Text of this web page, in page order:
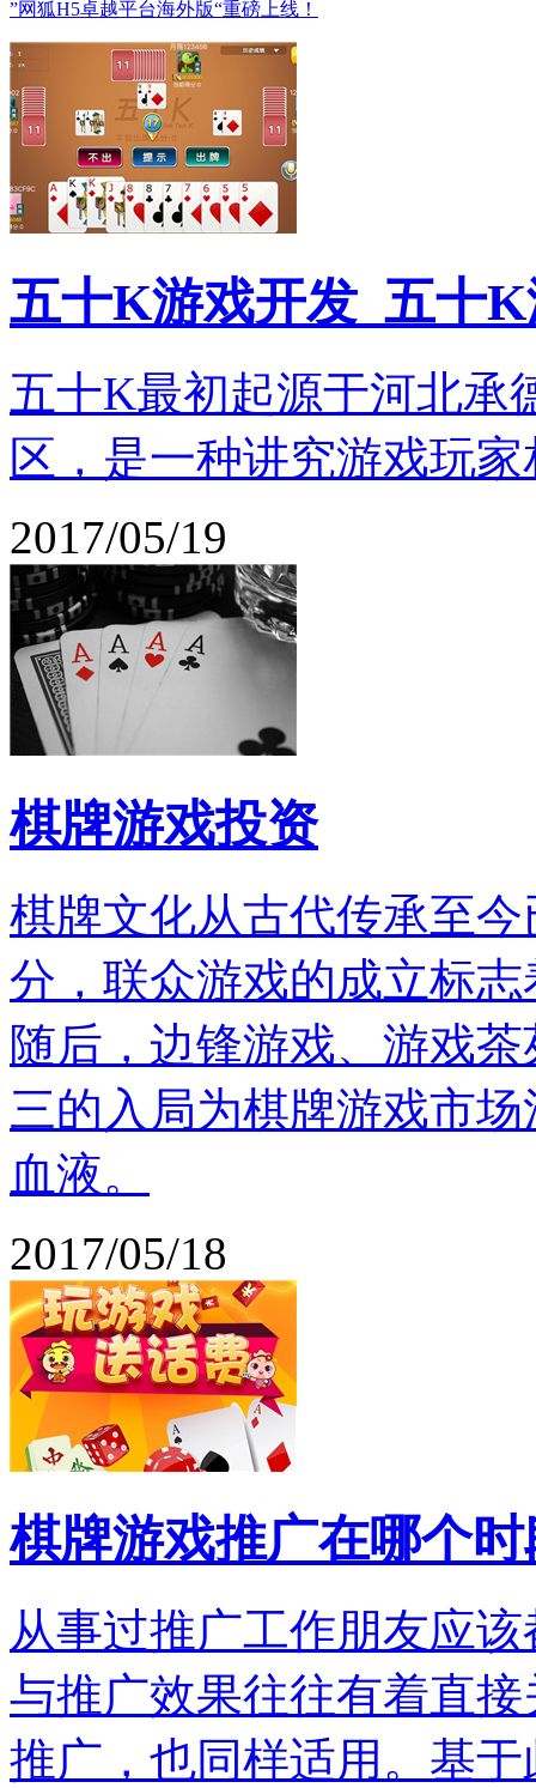
”网狐H5卓越平台海外版“重磅上线！
五十K游戏开发_五十
五十K最初起源于河北承
区，是一种讲究游戏玩
2017/05/19
棋牌游戏投资
棋牌文化从古代传承至
分，联众游戏的成立标
随后，边锋游戏、游戏
三的入局为棋牌游戏市
血液。
2017/05/18
棋牌游戏推广在哪个
从事过推广工作朋友应
与推广效果往往有着直
推广，也同样适用。基